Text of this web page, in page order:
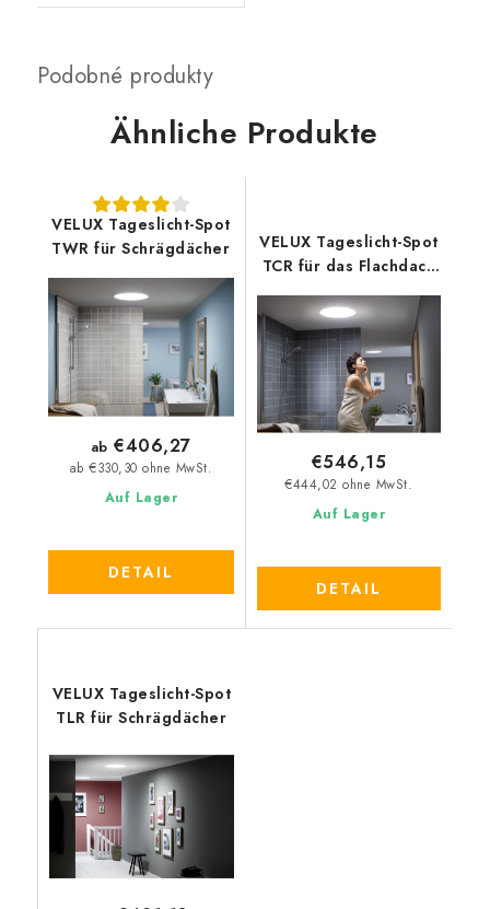
Ähnliche Produkte
VELUX Tageslicht-Spot
TWR für Schrägdächer
Auf Lager
ab €330,30 ohne MwSt.
ab €406,27
DETAIL
VELUX Tageslicht-Spot
TCR für das Flachdach
Auf Lager
€444,02 ohne MwSt.
€546,15
DETAIL
VELUX Tageslicht-Spot
TLR für Schrägdächer